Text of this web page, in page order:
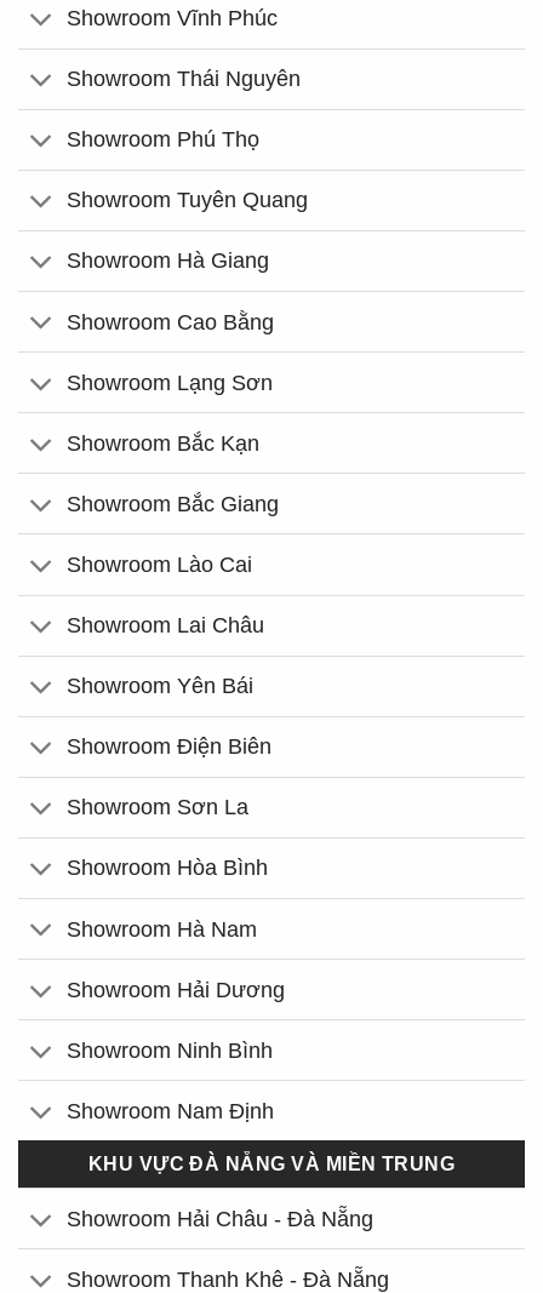
Showroom Vĩnh Phúc
Showroom Thái Nguyên
Showroom Phú Thọ
Showroom Tuyên Quang
Showroom Hà Giang
Showroom Cao Bằng
Showroom Lạng Sơn
Showroom Bắc Kạn
Showroom Bắc Giang
Showroom Lào Cai
Showroom Lai Châu
Showroom Yên Bái
Showroom Điện Biên
Showroom Sơn La
Showroom Hòa Bình
Showroom Hà Nam
Showroom Hải Dương
Showroom Ninh Bình
Showroom Nam Định
KHU VỰC ĐÀ NẴNG VÀ MIỀN TRUNG
Showroom Hải Châu - Đà Nẵng
Showroom Thanh Khê - Đà Nẵng